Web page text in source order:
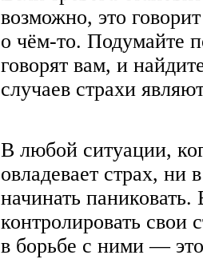
возможно, это
о чём-то. Подумайте
говорят вам, и
случаев страхи
В любой ситуации,
овладевает страх, ни
начинать
контролировать свои
в борьбе с ними —